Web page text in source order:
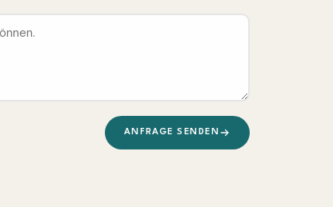
ANFRAGE SENDEN